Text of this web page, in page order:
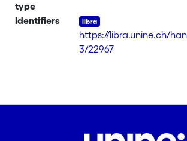
type
Identifiers
https://libra.unine.ch/
3/22967